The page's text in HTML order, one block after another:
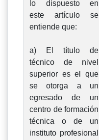
lo dispuesto en
este artículo se
entiende que:
a) El título de
técnico de nivel
superior es el que
se otorga a un
egresado de un
centro de formación
técnica o de un
instituto profesional